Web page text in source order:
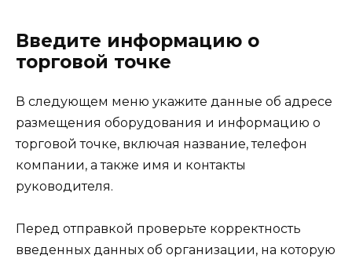
Введите информацию о
торговой точке
В следующем меню укажите данные об адресе
размещения оборудования и информацию о
торговой точке, включая название, телефон
компании, а также имя и контакты
руководителя.
Перед отправкой проверьте корректность
введенных данных об организации, на которую